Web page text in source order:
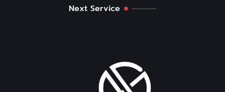
Next Service